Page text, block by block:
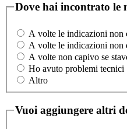
Dove hai incontrato le
A volte le indicazioni non
A volte le indicazioni non
A volte non capivo se
Ho avuto problemi tecnici
Altro
Vuoi aggiungere altri